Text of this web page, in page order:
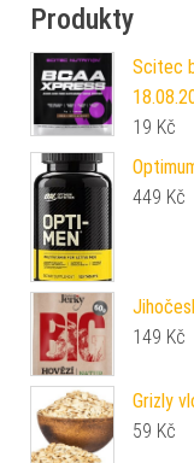
Produkty
Scitec
19 Kč
449 Kč
149 Kč
Grizly
59 Kč